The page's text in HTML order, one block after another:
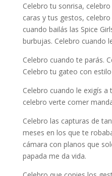
Celebro tu sonrisa,
caras y tus gestos,
cuando bailás las Spice
burbujas. Celebro cuando
Celebro cuando te parás.
Celebro tu gateo con
Celebro cuando le exigís
celebro verte comer
Celebro las capturas de
meses en los que te
cámara con planos que
papada me da vida.